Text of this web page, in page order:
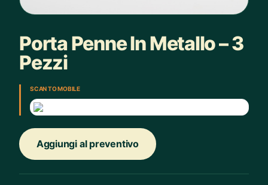
Porta Penne In Metallo – 3
Pezzi
SCAN TO MOBILE
Aggiungi al preventivo